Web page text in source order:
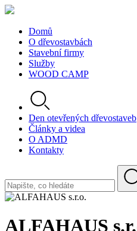
Domů
O dřevostavbách
Stavební firmy
Služby
WOOD CAMP
Den otevřených dřevostaveb
Články a videa
O ADMD
Kontakty
ALFAHAUS